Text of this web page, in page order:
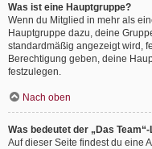
Was ist eine Hauptgruppe?
Wenn du Mitglied in mehr als
Hauptgruppe dazu, deine
standardmäßig angezeigt wird,
Berechtigung geben, deine
festzulegen.
Nach oben
Was bedeutet der „Das
Auf dieser Seite findest du eine